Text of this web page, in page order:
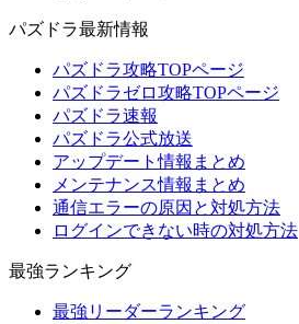
パズドラ最新情報
パズドラ攻略TOPページ
パズドラゼロ攻略TOPページ
パズドラ速報
パズドラ公式放送
アップデート情報まとめ
メンテナンス情報まとめ
通信エラーの原因と対処方法
ログインできない時の対処方法
最強ランキング
最強リーダーランキング